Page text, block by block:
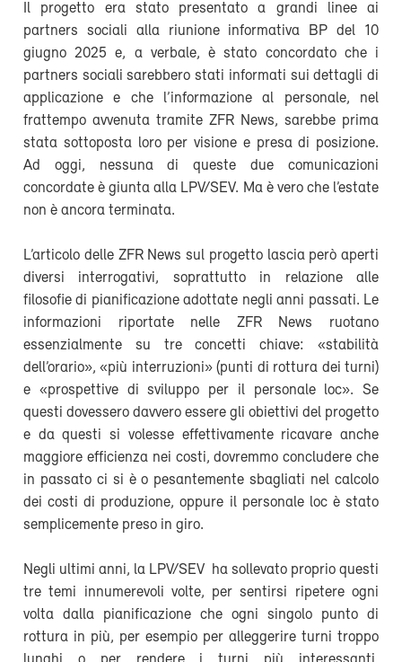
Il progetto era stato presentato a grandi linee ai
partners sociali alla riunione informativa BP del 10
giugno 2025 e, a verbale, è stato concordato che i
partners sociali sarebbero stati informati sui dettagli di
applicazione e che l’informazione al personale, nel
frattempo avvenuta tramite ZFR News, sarebbe prima
stata sottoposta loro per visione e presa di posizione.
Ad oggi, nessuna di queste due comunicazioni
concordate è giunta alla LPV/SEV. Ma è vero che l’estate
non è ancora terminata.
L’articolo delle ZFR News sul progetto lascia però aperti
diversi interrogativi, soprattutto in relazione alle
filosofie di pianificazione adottate negli anni passati. Le
informazioni riportate nelle ZFR News ruotano
essenzialmente su tre concetti chiave: «stabilità
dell’orario», «più interruzioni» (punti di rottura dei turni)
e «prospettive di sviluppo per il personale loc». Se
questi dovessero davvero essere gli obiettivi del progetto
e da questi si volesse effettivamente ricavare anche
maggiore efficienza nei costi, dovremmo concludere che
in passato ci si è o pesantemente sbagliati nel calcolo
dei costi di produzione, oppure il personale loc è stato
semplicemente preso in giro.
Negli ultimi anni, la LPV/SEV ha sollevato proprio questi
tre temi innumerevoli volte, per sentirsi ripetere ogni
volta dalla pianificazione che ogni singolo punto di
rottura in più, per esempio per alleggerire turni troppo